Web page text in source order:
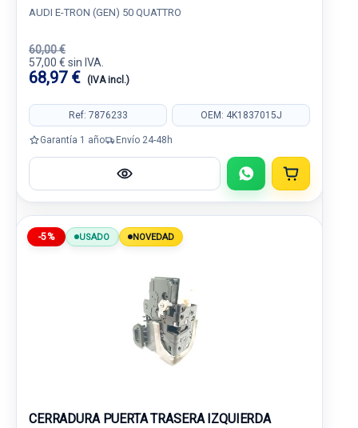
AUDI E-TRON (GEN) 50 QUATTRO
60,00 €
57,00 € sin IVA.
68,97 € (IVA incl.)
Ref: 7876233 OEM: 4K1837015J
Garantía 1 año Envío 24-48h
-5% USADO NOVEDAD
CERRADURA PUERTA TRASERA IZQUIERDA